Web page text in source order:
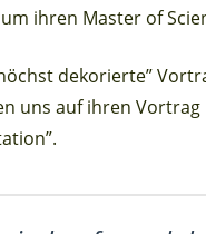
ihren Master of
dekorierte”
uns auf ihren